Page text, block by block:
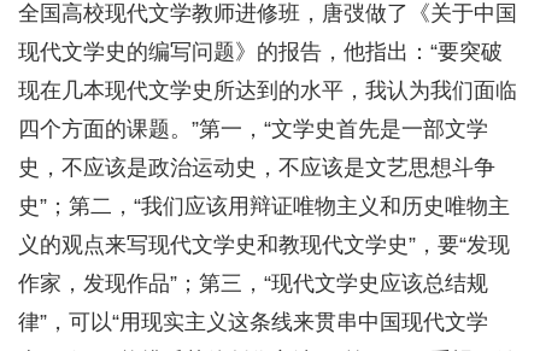
全国高校现代文学教师进修班，唐弢做了《关于中国
现代文学史的编写问题》的报告，他指出：“要突破
现在几本现代文学史所达到的水平，我认为我们面临
四个方面的课题。”第一，“文学史首先是一部文学
史，不应该是政治运动史，不应该是文艺思想斗争
史”；第二，“我们应该用辩证唯物主义和历史唯物主
义的观点来写现代文学史和教现代文学史”，要“发现
作家，发现作品”；第三，“现代文学史应该总结规
律”，可以“用现实主义这条线来贯串中国现代文学